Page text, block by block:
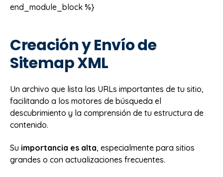
end_module_block %}
Creación y Envío de
Sitemap XML
Un archivo que lista las URLs importantes de tu sitio,
facilitando a los motores de búsqueda el
descubrimiento y la comprensión de tu estructura de
contenido.
Su importancia es alta, especialmente para sitios
grandes o con actualizaciones frecuentes.